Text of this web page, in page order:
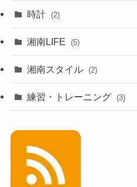
時計 (2)
湘南LIFE (5)
湘南スタイル (2)
練習・トレーニング (3)